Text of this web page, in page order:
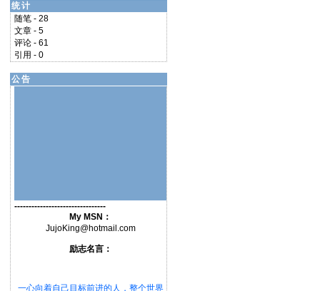
统计
随笔 - 28
文章 - 5
评论 - 61
引用 - 0
公告
--------------------------------
My MSN：
JujoKing@hotmail.com
励志名言：
一心向着自己目标前进的人，整个世界